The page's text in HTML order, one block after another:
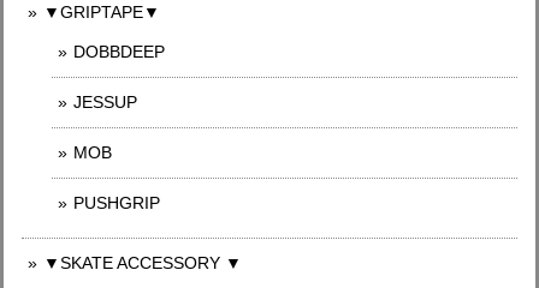
▼GRIPTAPE▼
DOBBDEEP
JESSUP
MOB
PUSHGRIP
▼SKATE ACCESSORY ▼